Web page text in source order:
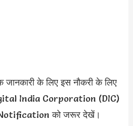
के लिए इस नौकरी के लिए
India Corporation (DIC)
को जरूर देखें।